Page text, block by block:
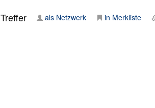
Treffer als Netzwerk in Merkliste